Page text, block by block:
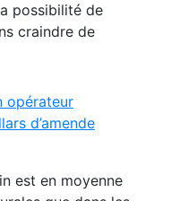
possibilité de
craindre de
opérateur
d’amende
est en moyenne